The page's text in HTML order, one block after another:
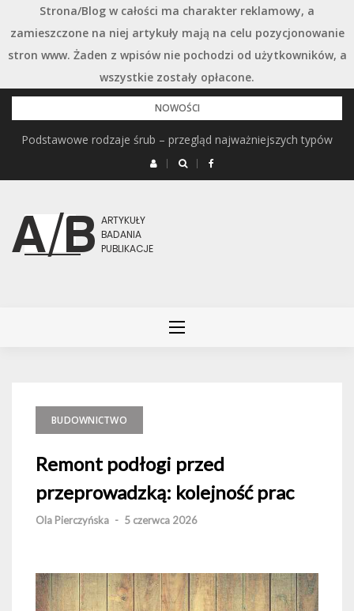
Strona/Blog w całości ma charakter reklamowy, a
zamieszczone na niej artykuły mają na celu pozycjonowanie
stron www. Żaden z wpisów nie pochodzi od użytkowników, a
wszystkie zostały opłacone.
Przejdź
do
treści
NOWOŚCI
Podstawowe rodzaje śrub – przegląd najważniejszych typów
BUDOWNICTWO
Remont podłogi przed
przeprowadzką: kolejność prac
Ola Pierczyńska - 5 czerwca 2026